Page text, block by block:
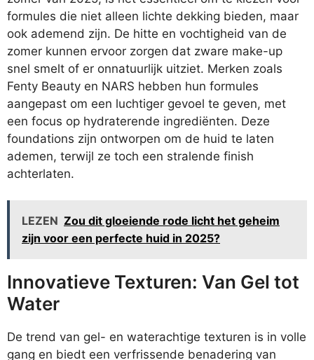
formules die niet alleen lichte dekking bieden, maar
ook ademend zijn. De hitte en vochtigheid van de
zomer kunnen ervoor zorgen dat zware make-up
snel smelt of er onnatuurlijk uitziet. Merken zoals
Fenty Beauty en NARS hebben hun formules
aangepast om een luchtiger gevoel te geven, met
een focus op hydraterende ingrediënten. Deze
foundations zijn ontworpen om de huid te laten
ademen, terwijl ze toch een stralende finish
achterlaten.
LEZEN Zou dit gloeiende rode licht het geheim
zijn voor een perfecte huid in 2025?
Innovatieve Texturen: Van Gel tot
Water
De trend van gel- en waterachtige texturen is in volle
gang en biedt een verfrissende benadering van